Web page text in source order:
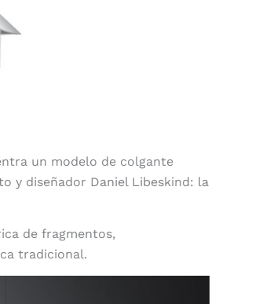
un modelo de colgante
y diseñador Daniel Libeskind: la
de fragmentos,
tradicional.